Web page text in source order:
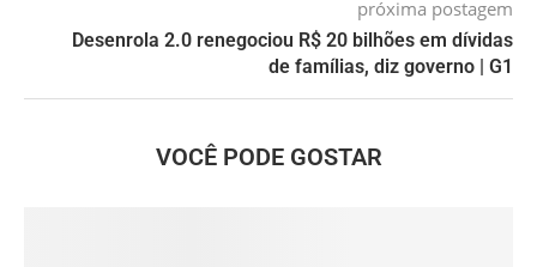
próxima postagem
Desenrola 2.0 renegociou R$ 20 bilhões em dívidas
de famílias, diz governo | G1
VOCÊ PODE GOSTAR